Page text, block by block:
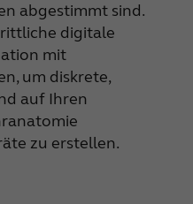
abgestimmt sind.
digitale
mit
um diskrete,
auf Ihren
zu erstellen.